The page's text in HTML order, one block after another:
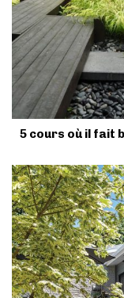
5 cours où il fait